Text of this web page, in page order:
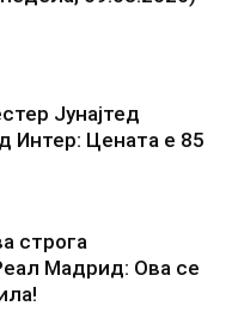
Јунајтед
Интер: Цената е 85
строга
Мадрид: Ова се